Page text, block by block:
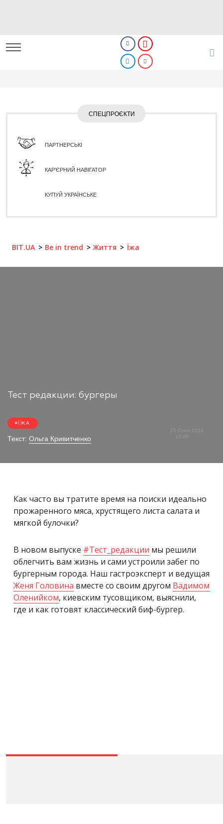
СПЕЦПРОЄКТИ
ПАРТНЕРСЬКІ
КАР'ЄРНИЙ НАВІГАТОР
КУПУЙ УКРАЇНСЬКЕ
BIT.UA Be in trend Життя Їжа
Тест редакции: бургеры
ЇЖА
Текст: Ольга Кривитченко
Как часто вы тратите время на поиски идеально
прожаренного мяса, хрустящего листа салата и
мягкой булочки?
В новом выпуске #Тест_редакции мы решили
облегчить вам жизнь и сами устроили забег по
бургерным города. Наш гастроэксперт и ведущая
Женя Головина вместе со своим другом Вадимом
Оленийком, киевским тусовщиком, выяснили,
где и как готовят классический биф-бургер.